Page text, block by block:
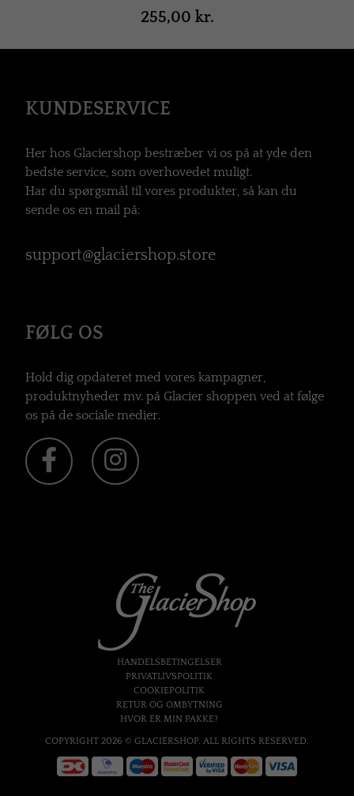
255,00 kr.
KUNDESERVICE
Her hos Glaciershop bestræber vi os på at yde den
bedste service, som overhovedet muligt.
Har du spørgsmål til vores produkter, så kan du
sende os en mail på:
support@glaciershop.store
FØLG OS
Hold dig opdateret med vores kampagner,
produktnyheder mv. på Glacier shoppen ved at følge
os på de sociale medier.
HANDELSBETINGELSER
PRIVATLIVSPOLITIK
COOKIEPOLITIK
RETUR OG OMBYTNING
HVOR ER MIN PAKKE?
COPYRIGHT 2026 © GLACIERSHOP. ALL RIGHTS RESERVED.